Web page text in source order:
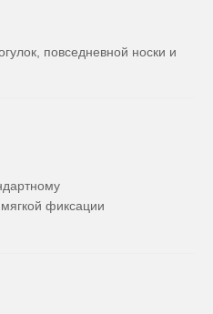
повседневной носки и
фиксации